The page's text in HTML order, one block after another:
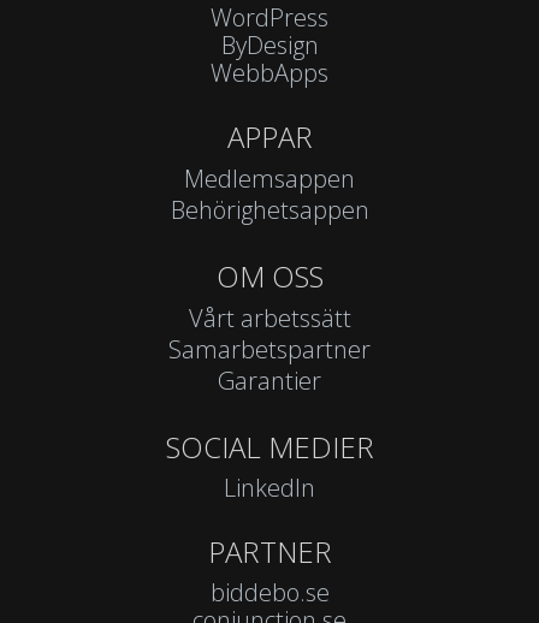
WordPress
ByDesign
WebbApps
APPAR
Medlemsappen
Behörighetsappen
OM OSS
Vårt arbetssätt
Samarbetspartner
Garantier
SOCIAL MEDIER
LinkedIn
PARTNER
biddebo.se